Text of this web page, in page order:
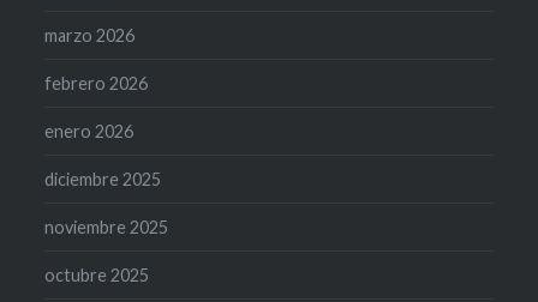
marzo 2026
febrero 2026
enero 2026
diciembre 2025
noviembre 2025
octubre 2025